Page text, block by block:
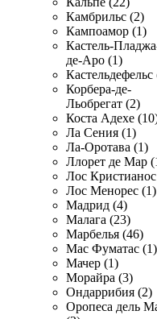
Камбрильс (2)
Кампоамор (1)
Кастель-
де-Аро (1)
Кастельдефельс
Корбера-де-
Льобрегат (2)
Коста Адехе
Ла Сения (1)
Ла-Оротава (1)
Ллорет де Мар
Лос
Лос Менорес (1)
Мадрид (4)
Малага (23)
Марбелья (46)
Мас Фуматас (1)
Мачер (1)
Морайра (3)
Ондаррибия (2)
Оропеса дель